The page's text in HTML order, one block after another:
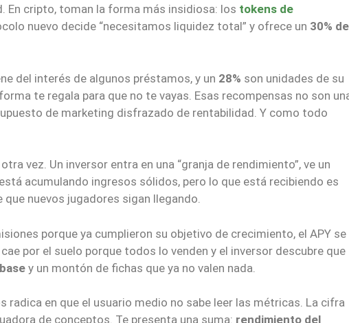
cripto, toman la forma más insidiosa: los tokens de
nuevo decide “necesitamos liquidez total” y ofrece un 30% de
del interés de algunos préstamos, y un 28% son unidades de su
te regala para que no te vayas. Esas recompensas no son
de marketing disfrazado de rentabilidad. Y como todo
vez. Un inversor entra en una “granja de rendimiento”, ve un
acumulando ingresos sólidos, pero lo que está recibiendo es
nuevos jugadores sigan llegando.
porque ya cumplieron su objetivo de crecimiento, el APY se
por el suelo porque todos lo venden y el inversor descubre que
y un montón de fichas que ya no valen nada.
en que el usuario medio no sabe leer las métricas. La cifra
de conceptos. Te presenta una suma: rendimiento del